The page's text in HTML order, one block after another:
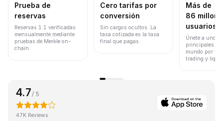
Prueba de
reservas
Reservas 1:1 verificadas
mensualmente mediante
pruebas de Merkle on-
chain.
Cero tarifas por
conversión
Sin cargos ocultos. La
tasa cotizada es la tasa
final que pagas.
Más de
86
usuarios
Únete a uno
principales
mundo por
trading y
4.7 / 5
47K Reviews